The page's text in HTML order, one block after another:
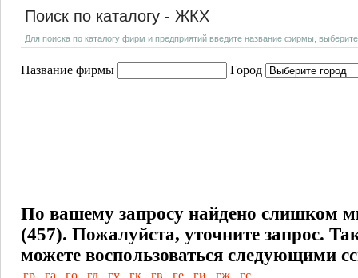
Поиск по каталогу - ЖКХ
Для поиска по каталогу фирм и предприятий введите название фирмы, выберите
Название фирмы Город
По вашему запросу найдено слишком
(457). Пожалуйста, уточните запрос.
можете воспользоваться следующими
гр га го гл гу гк гв ге ги гж гс